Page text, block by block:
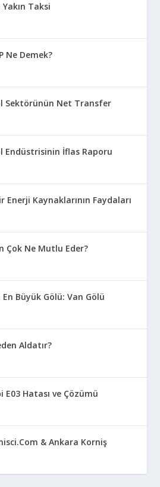
Taksi
Ne Demek?
Sektörünün Net Transfer
Endüstrisinin İflas Raporu
Enerji Kaynaklarının Faydaları
Çok Ne Mutlu Eder?
En Büyük Gölü: Van Gölü
Aldatır?
E03 Hatası ve Çözümü
& Ankara Korniş